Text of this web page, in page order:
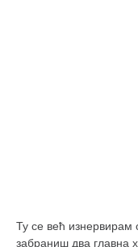
контакт
Ту се већ
забраниш два главна